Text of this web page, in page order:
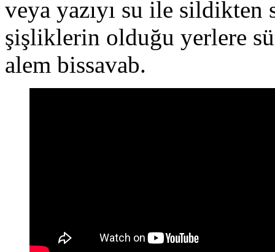
veya yazıyı su ile sildikten
şişliklerin olduğu yerlere
alem bissavab.